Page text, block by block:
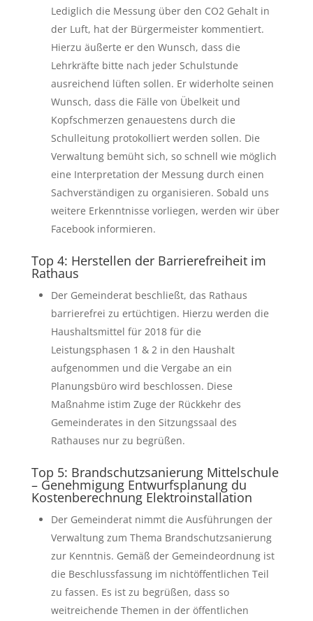
Lediglich die Messung über den CO2 Gehalt in
der Luft, hat der Bürgermeister kommentiert.
Hierzu äußerte er den Wunsch, dass die
Lehrkräfte bitte nach jeder Schulstunde
ausreichend lüften sollen. Er widerholte seinen
Wunsch, dass die Fälle von Übelkeit und
Kopfschmerzen genauestens durch die
Schulleitung protokolliert werden sollen. Die
Verwaltung bemüht sich, so schnell wie möglich
eine Interpretation der Messung durch einen
Sachverständigen zu organisieren. Sobald uns
weitere Erkenntnisse vorliegen, werden wir über
Facebook informieren.
Top 4: Herstellen der Barrierefreiheit im
Rathaus
Der Gemeinderat beschließt, das Rathaus
barrierefrei zu ertüchtigen. Hierzu werden die
Haushaltsmittel für 2018 für die
Leistungsphasen 1 & 2 in den Haushalt
aufgenommen und die Vergabe an ein
Planungsbüro wird beschlossen. Diese
Maßnahme istim Zuge der Rückkehr des
Gemeinderates in den Sitzungssaal des
Rathauses nur zu begrüßen.
Top 5: Brandschutzsanierung Mittelschule
– Genehmigung Entwurfsplanung du
Kostenberechnung Elektroinstallation
Der Gemeinderat nimmt die Ausführungen der
Verwaltung zum Thema Brandschutzsanierung
zur Kenntnis. Gemäß der Gemeindeordnung ist
die Beschlussfassung im nichtöffentlichen Teil
zu fassen. Es ist zu begrüßen, dass so
weitreichende Themen in der öffentlichen